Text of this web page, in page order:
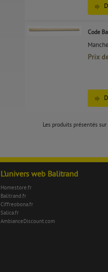
Code
Prix
Les produits présentés
L'univers web Balitrand
Homestore.fr
Balitrand.fr
Ciffreobona.fr
Salica.fr
AmbianceDiscount.com